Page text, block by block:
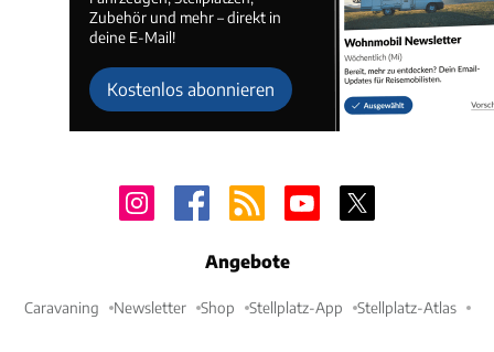
Zubehör und mehr – direkt in
deine E-Mail!
Kostenlos abonnieren
Angebote
Caravaning Newsletter Shop Stellplatz-App Stellplatz-Atlas